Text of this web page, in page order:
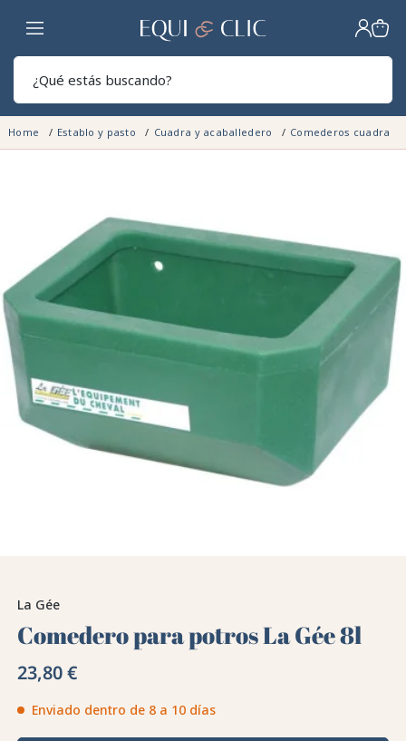
Hogar
Home Establo y pasto Cuadra y acaballedero Comederos cuadra
La Gée
Comedero para potros La Gée 8l
23,80 €
Enviado dentro de 8 a 10 días